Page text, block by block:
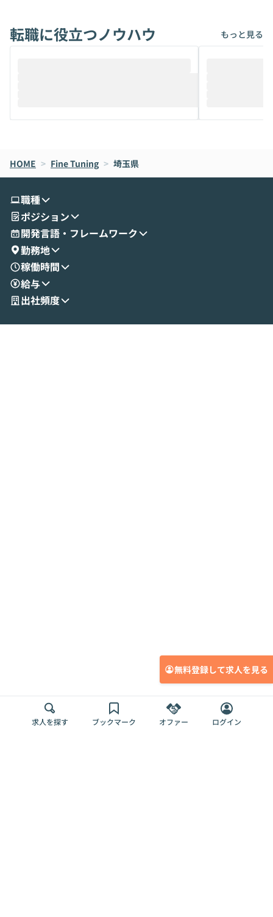
けでなく、想像以上の範囲まで自動化でき
ることは、まだあまり知られていません。
メルカリでの判断基準をもとに「なぜClau
oworkの基本的な機能をご紹介いただきま
す。 続く公開デモでは、実際にCoworkを
せいただきます。数分でワークフローが完
成する手軽さや、Gmail等の外部サービス
とセキュアに連携できるポイントなど、実
演を通じて具体的なイメージをお届けしま
す。 後半のディスカッションでは、セキュ
リティの考え方や社内導入の進め方など、
現場目線でさらに深掘りしていきます。
「自分の業務をAIで自動化してみたいけ
いう方にこそ参加いただきたいイベントで
は、評判では
ているAIを選ぶこ
それぞれの本当
ント構築の最前
転職に役立つノウハウ もっと見る
HOME > Fine Tuning > 埼玉県
職種
ポジション
開発言語・フレームワーク
勤務地
稼働時間
給与
出社頻度
無料登録して求人を見る
求人を探す ブックマーク オファー ログイン